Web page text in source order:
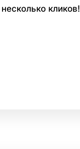
несколько кликов!